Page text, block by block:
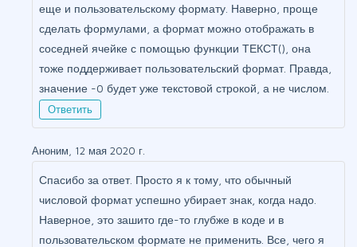
еще и пользовательскому формату. Наверно, проще
сделать формулами, а формат можно отображать в
соседней ячейке с помощью функции ТЕКСТ(), она
тоже поддерживает пользовательский формат. Правда,
значение -0 будет уже текстовой строкой, а не числом.
Ответить
Аноним, 12 мая 2020 г.
Спасибо за ответ. Просто я к тому, что обычный
числовой формат успешно убирает знак, когда надо.
Наверное, это зашито где-то глубже в коде и в
пользовательском формате не применить. Все, чего я